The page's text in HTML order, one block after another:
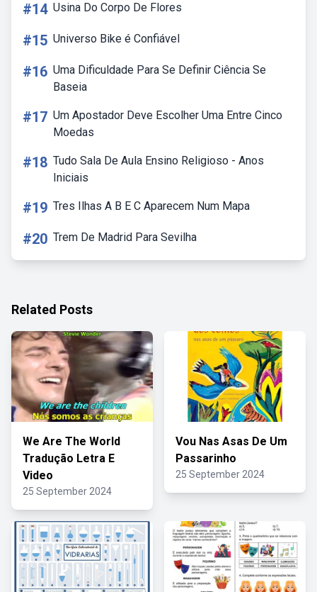
#14 Usina Do Corpo De Flores
#15 Universo Bike é Confiável
#16 Uma Dificuldade Para Se Definir Ciência Se
Baseia
#17 Um Apostador Deve Escolher Uma Entre Cinco
Moedas
#18 Tudo Sala De Aula Ensino Religioso - Anos
Iniciais
#19 Tres Ilhas A B E C Aparecem Num Mapa
#20 Trem De Madrid Para Sevilha
Related Posts
We Are The World
Tradução Letra E
Video
25 September 2024
Vou Nas Asas De Um
Passarinho
25 September 2024